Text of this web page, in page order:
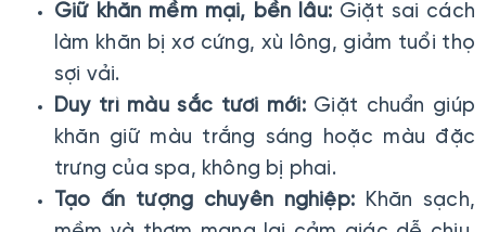
Giữ khăn mềm mại, bền lâu:Giặt sai cách
làm khăn bị xơ cứng, xù lông, giảm tuổi thọ
sợi vải.
Duy trì màu sắc tươi mới:Giặt chuẩn giúp
khăn giữ màu trắng sáng hoặc màu đặc
trưng của spa, không bị phai.
Tạo ấn tượng chuyên nghiệp: Khăn sạch,